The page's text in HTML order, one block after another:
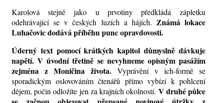
Karolová stejně jako u prvotiny předkládá zápletku
odehrávající se v českých luzích a hájích. Známá lokace
Luhačovic dodává příběhu punc opravdovosti.
Úderný text pomocí krátkých kapitol důmyslně dávkuje
napětí. V úvodní třetině se nevyhneme opisným pasážím
zejména z Moničina života. Vyprávění v ich-formě se
sporadickým oslovováním čtenářů přímo vybízí k pohlcení
dějem, počin odložíte jen za krajních okolností. V druhé půlce